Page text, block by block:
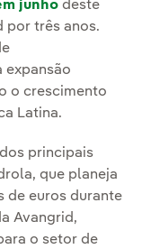
junho deste
por três anos.
expansão
o crescimento
Latina.
principais
que planeja
de euros durante
Avangrid,
o setor de